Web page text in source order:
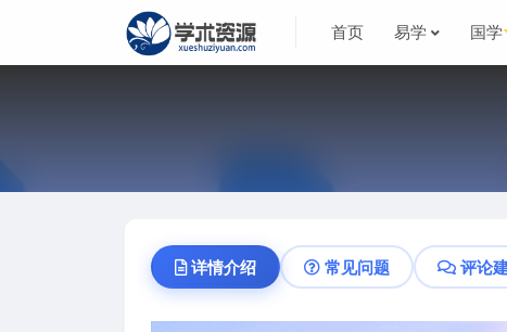
首页 易学 国
详情介绍 常见问题 评论